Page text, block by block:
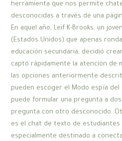
herramienta que nos permite
desconocidas a través de una
En aquel año, Leif K-Brooks, un
(Estados Unidos) que apenas
educación secundaria, decidió
captó rápidamente la atención de
las opciones anteriormente
pueden escoger el Modo espía
puede formular una pregunta a
pregunta con otro desconocido.
es el chat de texto de estudiantes
especialmente destinado a